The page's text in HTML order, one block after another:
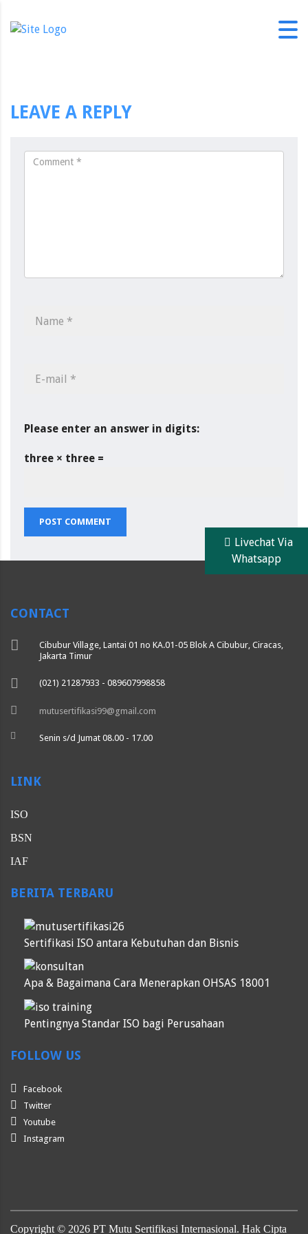
LEAVE A REPLY
Please enter an answer in digits:
three × three =
POST COMMENT
CONTACT
Cibubur Village, Lantai 01 no KA.01-05 Blok A Cibubur, Ciracas,
Jakarta Timur
(021) 21287933 - 089607998858
mutusertifikasi99@gmail.com
Senin s/d Jumat 08.00 - 17.00
LINK
ISO
BSN
IAF
BERITA TERBARU
Sertifikasi ISO antara Kebutuhan dan Bisnis
Apa & Bagaimana Cara Menerapkan OHSAS 18001
Pentingnya Standar ISO bagi Perusahaan
FOLLOW US
Facebook
Twitter
Youtube
Instagram
Copyright © 2026 PT Mutu Sertifikasi Internasional. Hak Cipta
Livechat Via
Whatsapp